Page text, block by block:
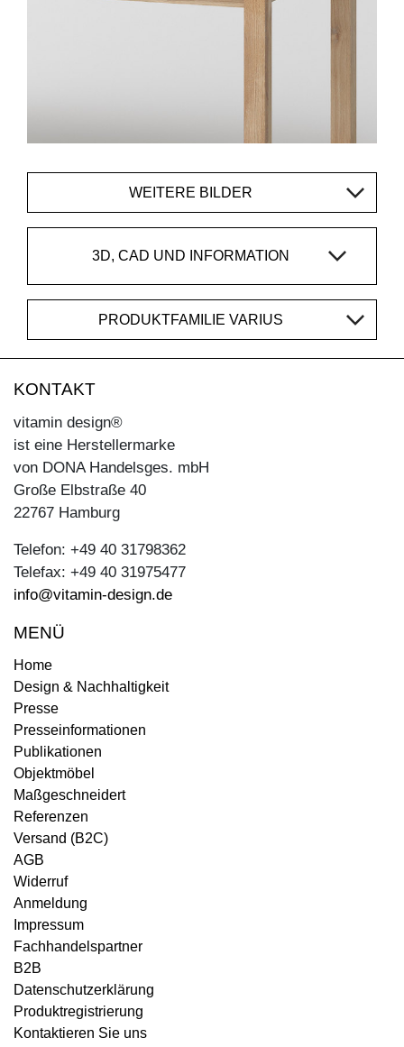
WEITERE BILDER
3D, CAD UND INFORMATION
PRODUKTFAMILIE VARIUS
KONTAKT
vitamin design®
ist eine Herstellermarke
von DONA Handelsges. mbH
Große Elbstraße 40
22767 Hamburg
Telefon: +49 40 31798362
Telefax: +49 40 31975477
info@vitamin-design.de
MENÜ
Home
Design & Nachhaltigkeit
Presse
Presseinformationen
Publikationen
Objektmöbel
Maßgeschneidert
Referenzen
Versand (B2C)
AGB
Widerruf
Anmeldung
Impressum
Fachhandelspartner
B2B
Datenschutzerklärung
Produktregistrierung
Kontaktieren Sie uns